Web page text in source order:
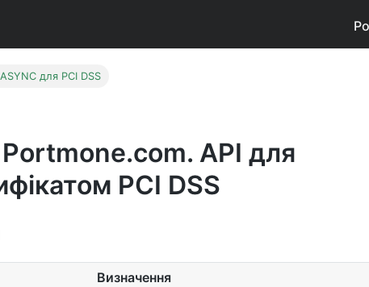
для PCI DSS
API для
PCI DSS
Визначення